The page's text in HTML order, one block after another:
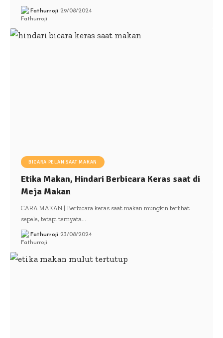
Fathurroji 29/08/2024
BICARA PELAN SAAT MAKAN
Etika Makan, Hindari Berbicara Keras saat di
Meja Makan
CARA MAKAN | Berbicara keras saat makan mungkin terlihat
sepele, tetapi ternyata…
Fathurroji 23/08/2024